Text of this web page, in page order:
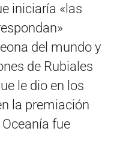
iniciaría «las
del mundo y
de Rubiales
le dio en los
la premiación
fue